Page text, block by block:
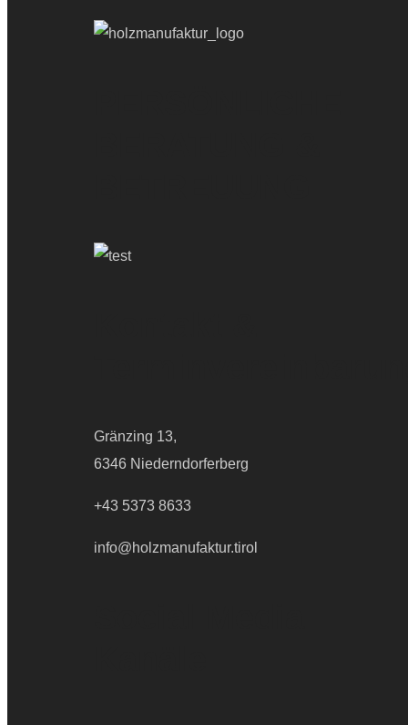
Gränzing 13,
6346 Niederndorferberg
+43 5373 8633
info@holzmanufaktur.tirol